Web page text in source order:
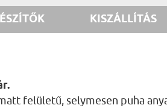
KISZÁLLÍTÁS
felületű, selymesen puha